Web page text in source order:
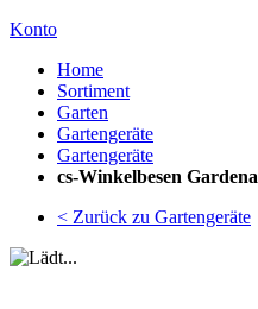
Konto
Home
Sortiment
Garten
Gartengeräte
Gartengeräte
cs-Winkelbesen Gardena
< Zurück zu Gartengeräte